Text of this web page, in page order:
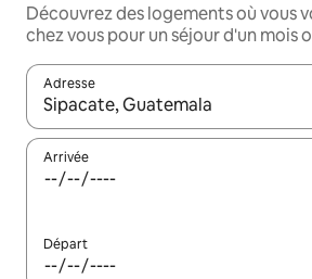
Découvrez des logements où vous
chez vous pour un séjour d'un mois
Adresse
Lorsque les résultats s'affichent,
Arrivée
Départ